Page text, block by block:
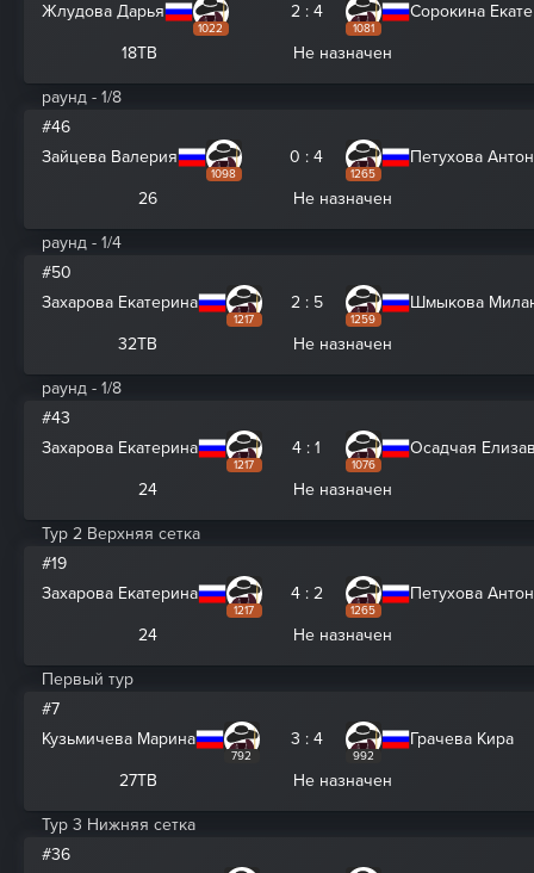
Жлудова Дарья
1022
2 : 4
1081
Сорокина
18ТВ Не назначен
раунд - 1/8
#46
Зайцева Валерия
1098
0 : 4
1265
Петухова
26 Не назначен
раунд - 1/4
#50
Захарова Екатерина
1217
2 : 5
1259
Шмыкова
32ТВ Не назначен
раунд - 1/8
#43
Захарова Екатерина
1217
4 : 1
1076
Осадчая
24 Не назначен
Тур 2 Верхняя сетка
#19
Захарова Екатерина
1217
4 : 2
1265
Петухова
24 Не назначен
Первый тур
#7
Кузьмичева Марина
792
3 : 4
992
Грачева Кира
27ТВ Не назначен
Тур 3 Нижняя сетка
#36